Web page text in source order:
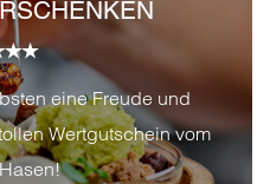
eine Freude und
Wertgutschein vom